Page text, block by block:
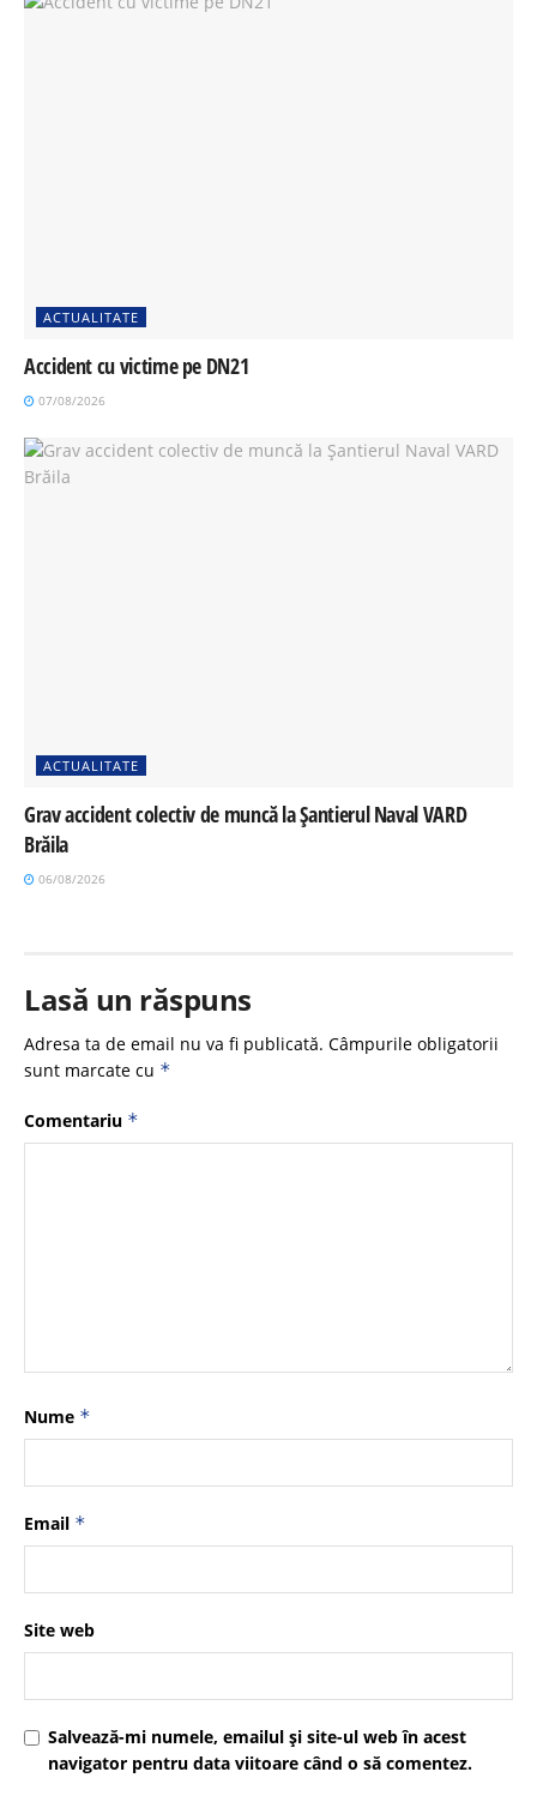
ACTUALITATE
Accident cu victime pe DN21
07/08/2026
ACTUALITATE
Grav accident colectiv de muncă la Șantierul Naval VARD
Brăila
06/08/2026
Lasă un răspuns
Adresa ta de email nu va fi publicată. Câmpurile obligatorii
sunt marcate cu *
Comentariu *
Nume *
Email *
Site web
Salvează-mi numele, emailul și site-ul web în acest
navigator pentru data viitoare când o să comentez.